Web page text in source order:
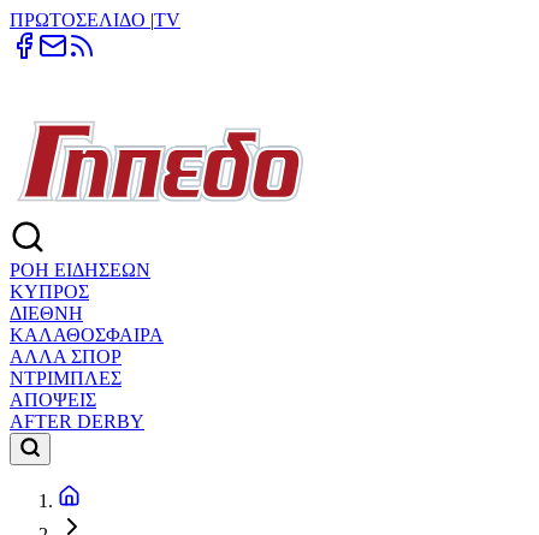
ΠΡΩΤΟΣΕΛΙΔΟ |TV
ΡΟΗ ΕΙΔΗΣΕΩΝ
ΚΥΠΡΟΣ
ΔΙΕΘΝΗ
ΚΑΛΑΘΟΣΦΑΙΡΑ
ΑΛΛΑ ΣΠΟΡ
ΝΤΡΙΜΠΛΕΣ
ΑΠΟΨΕΙΣ
AFTER DERBY